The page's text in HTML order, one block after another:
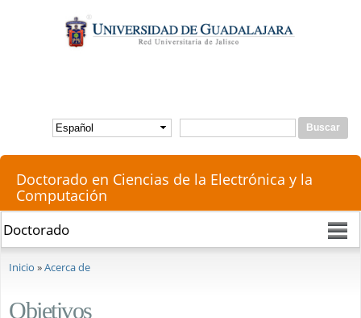
contenido
principal
Formulario de búsqueda
Buscar
Doctorado en Ciencias de la Electrónica y la
Computación
Inicio »Acerca de
Objetivos